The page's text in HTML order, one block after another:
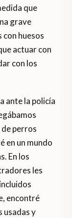
que
grave
huesos
actuar con
con los
ante la policía
perros
en un mundo
En los
les
encontré
usadas y